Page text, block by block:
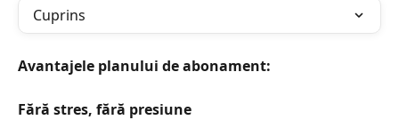
Cuprins
Avantajele planului de abonament:
Fără stres, fără presiune